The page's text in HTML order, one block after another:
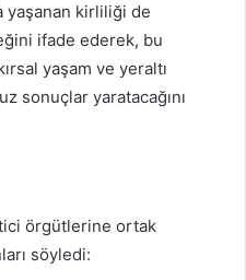
yaşanan kirliliği de
ifade ederek, bu
yaşam ve yeraltı
sonuçlar yaratacağını
örgütlerine ortak
söyledi: